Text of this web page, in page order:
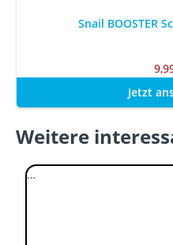
Snail BOOSTER
Jetzt
Weitere
…